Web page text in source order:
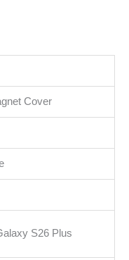
Cover
S26 Plus